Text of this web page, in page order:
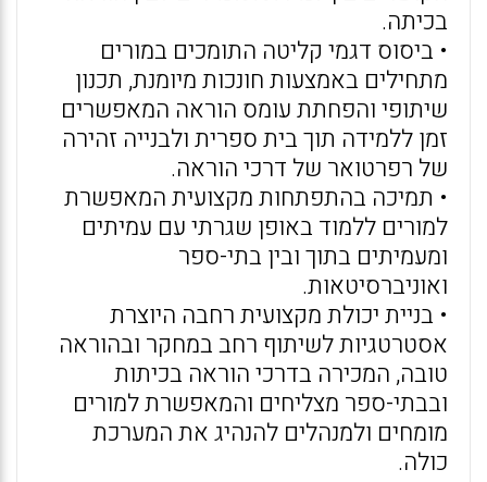
בכיתה.
• ביסוס דגמי קליטה התומכים במורים
מתחילים באמצעות חונכות מיומנת, תכנון
שיתופי והפחתת עומס הוראה המאפשרים
זמן ללמידה תוך בית ספרית ולבנייה זהירה
של רפרטואר של דרכי הוראה.
• תמיכה בהתפתחות מקצועית המאפשרת
למורים ללמוד באופן שגרתי עם עמיתים
ומעמיתים בתוך ובין בתי-ספר
ואוניברסיטאות.
• בניית יכולת מקצועית רחבה היוצרת
אסטרטגיות לשיתוף רחב במחקר ובהוראה
טובה, המכירה בדרכי הוראה בכיתות
ובבתי-ספר מצליחים והמאפשרת למורים
מומחים ולמנהלים להנהיג את המערכת
כולה.